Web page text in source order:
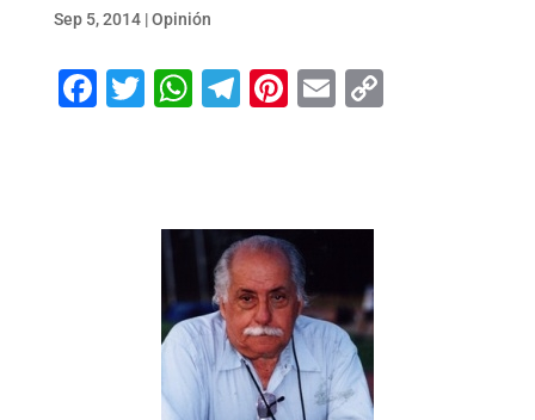
Sep 5, 2014|Opinión
Facebook
Twitter
WhatsApp
Telegram
Pinterest
EmailCopy